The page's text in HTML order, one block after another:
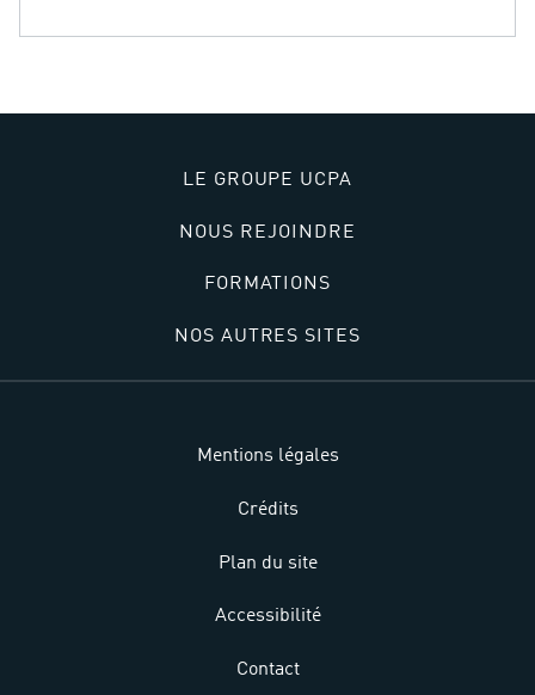
LE GROUPE UCPA
NOUS REJOINDRE
FORMATIONS
NOS AUTRES SITES
Mentions légales
Crédits
Plan du site
Accessibilité
Contact